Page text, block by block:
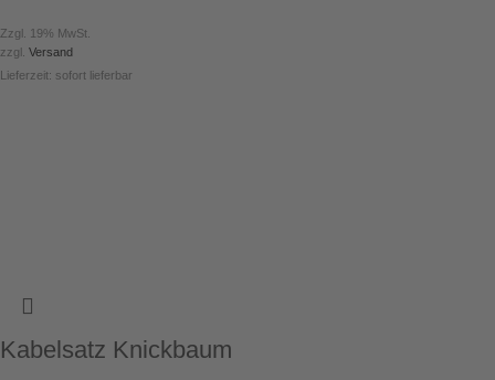
Zzgl. 19% MwSt.
zzgl. Versand
Lieferzeit: sofort lieferbar
Kabelsatz Knickbaum